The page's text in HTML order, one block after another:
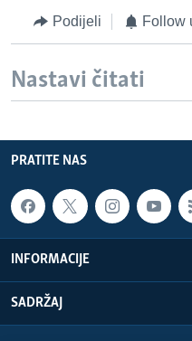
Podijeli Follow
Nastavi čitati
PRATITE NAS
INFORMACIJE
SADRŽAJ